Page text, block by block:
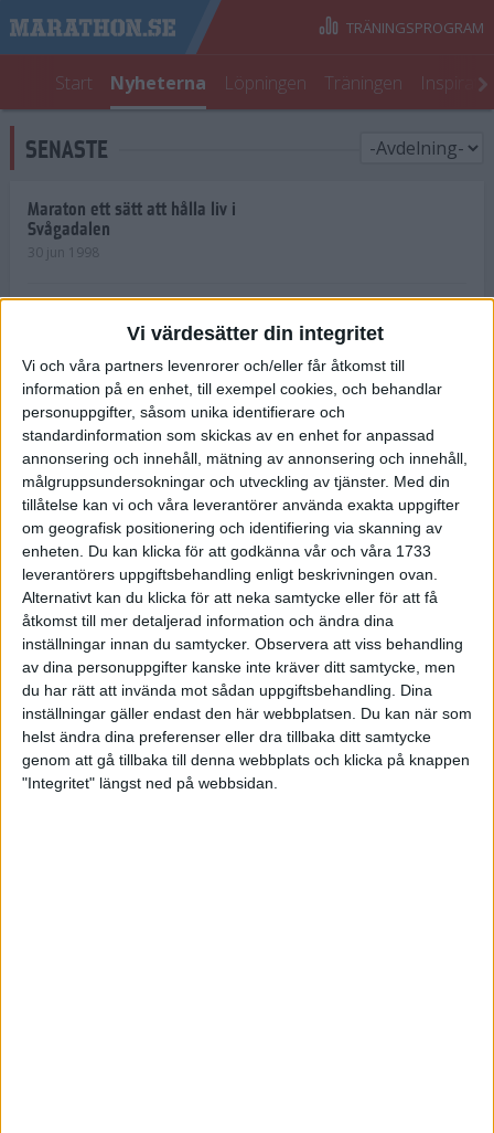
Vi värdesätter din integritet
Vi och våra partners levenrorer och/eller får åtkomst till
information på en enhet, till exempel cookies, och behandlar
personuppgifter, såsom unika identifierare och
standardinformation som skickas av en enhet for anpassad
annonsering och innehåll, mätning av annonsering och innehåll,
målgruppsundersokningar och utveckling av tjänster. Med din
tillåtelse kan vi och våra leverantörer använda exakta uppgifter
om geografisk positionering och identifiering via skanning av
enheten. Du kan klicka för att godkänna vår och våra 1733
leverantörers uppgiftsbehandling enligt beskrivningen ovan.
Alternativt kan du klicka för att neka samtycke eller för att få
åtkomst till mer detaljerad information och ändra dina
inställningar innan du samtycker. Observera att viss behandling
av dina personuppgifter kanske inte kräver ditt samtycke, men
du har rätt att invända mot sådan uppgiftsbehandling. Dina
inställningar gäller endast den här webbplatsen. Du kan när som
helst ändra dina preferenser eller dra tillbaka ditt samtycke
genom att gå tillbaka till denna webbplats och klicka på knappen
"Integritet" längst ned på webbsidan.
Start Nyheterna Löpningen Träningen
TRÄNINGSPROGRAM
SENASTE
Maraton ett sätt att hålla liv i
Svågadalen
30 jun 1998
Norrlänningar firade semester i
Strängnäs
28 jun 1998
Maratonlöparna bäst i Trosa
I år fick Andervang kransen
27 jun 1998
Intresset ökar för Lidingöloppet
26 jun 1998
Värmemara
väntarvärldsmästaraspiranter
24 jun 1998